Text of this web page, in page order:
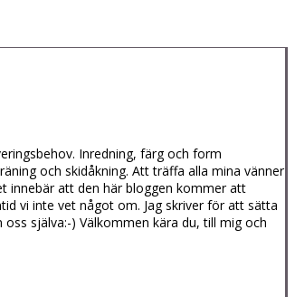
Inredning, färg och form
och skidåkning. Att träffa alla mina vänner
innebär att den här bloggen kommer att
vi inte vet något om. Jag skriver för att sätta
själva:-) Välkommen kära du, till mig och